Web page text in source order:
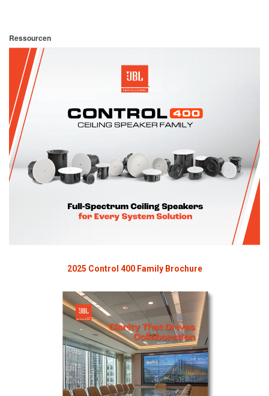
Ressourcen
2025 Control 400 Family Brochure